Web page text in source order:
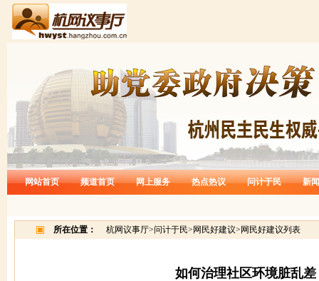
网站首页 频道首页 网上服务 热点热议 问计于民 新
所在位置： 杭网议事厅>问计于民> 网民好建议> 网民好建议列表
如何治理社区环境脏乱差